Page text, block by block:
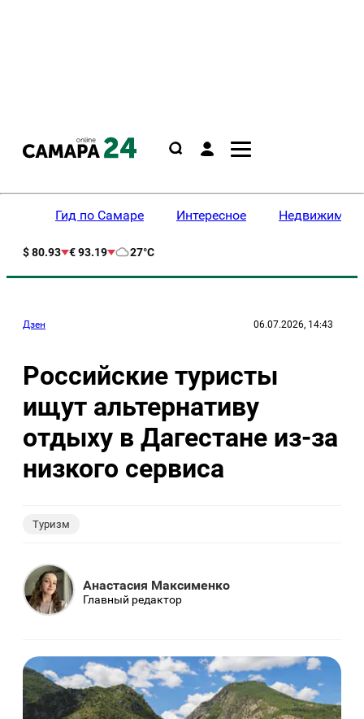
Гид по Самаре Интересное
$ 80.93 € 93.19 27°C
Дзен 06.07.2026, 14:43
Российские туристы
ищут альтернативу
отдыху в Дагестане из-за
низкого сервиса
Туризм
Анастасия Максименко
Главный редактор